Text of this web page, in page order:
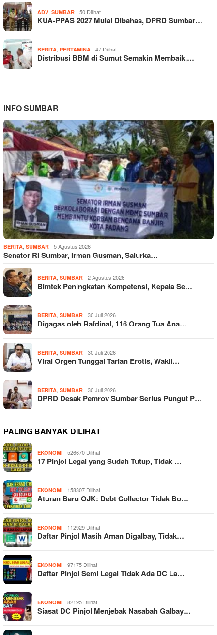
ADV, SUMBAR 50 Dilihat
KUA-PPAS 2027 Mulai Dibahas, DPRD Sumbar…
BERITA, PERTAMINA 47 Dilihat
Distribusi BBM di Sumut Semakin Membaik,…
INFO SUMBAR
BERITA, SUMBAR 5 Agustus 2026
Senator RI Sumbar, Irman Gusman, Salurka…
BERITA, SUMBAR 2 Agustus 2026
Bimtek Peningkatan Kompetensi, Kepala Se…
BERITA, SUMBAR 30 Juli 2026
Digagas oleh Rafdinal, 116 Orang Tua Ana…
BERITA, SUMBAR 30 Juli 2026
Viral Orgen Tunggal Tarian Erotis, Wakil…
BERITA, SUMBAR 30 Juli 2026
DPRD Desak Pemrov Sumbar Serius Pungut P…
PALING BANYAK DILIHAT
EKONOMI 526670 Dilihat
17 Pinjol Legal yang Sudah Tutup, Tidak …
EKONOMI 158307 Dilihat
Aturan Baru OJK: Debt Collector Tidak Bo…
EKONOMI 112929 Dilihat
Daftar Pinjol Masih Aman Digalbay, Tidak…
EKONOMI 97175 Dilihat
Daftar Pinjol Semi Legal Tidak Ada DC La…
EKONOMI 82195 Dilihat
Siasat DC Pinjol Menjebak Nasabah Galbay…